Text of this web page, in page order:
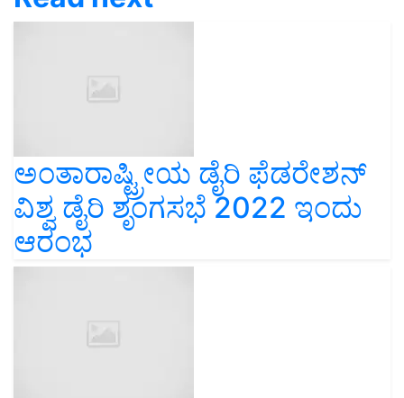
ಅಂತಾರಾಷ್ಟ್ರೀಯ ಡೈರಿ ಫೆಡರೇಶನ್
ವಿಶ್ವ ಡೈರಿ ಶೃಂಗಸಭೆ 2022 ಇಂದು
ಆರಂಭ